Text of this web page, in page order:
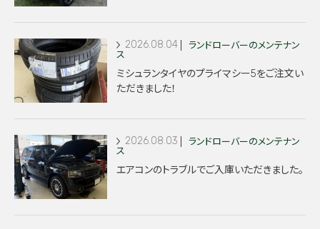
2026.08.04
ランドローバーのメンテナン
ス
ミシュランタイヤのプライマシー5をご注文い
ただきました！
2026.08.03
ランドローバーのメンテナン
ス
エアコンのトラブルでご入庫いただきました。